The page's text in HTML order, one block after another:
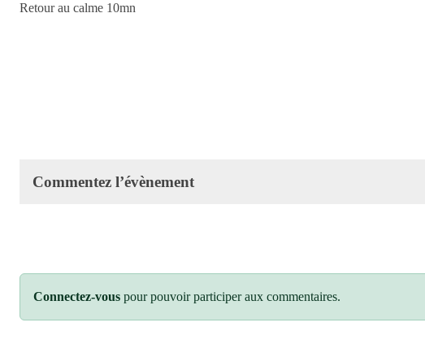
Retour au calme 10mn
Commentez l’évènement
Connectez-vous pour pouvoir participer aux commentaires.